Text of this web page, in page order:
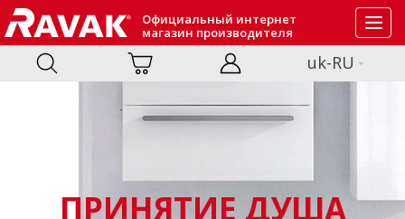
Официальный интернет
магазин производителя
uk-RU
ПРИНЯТИЕ ДУША